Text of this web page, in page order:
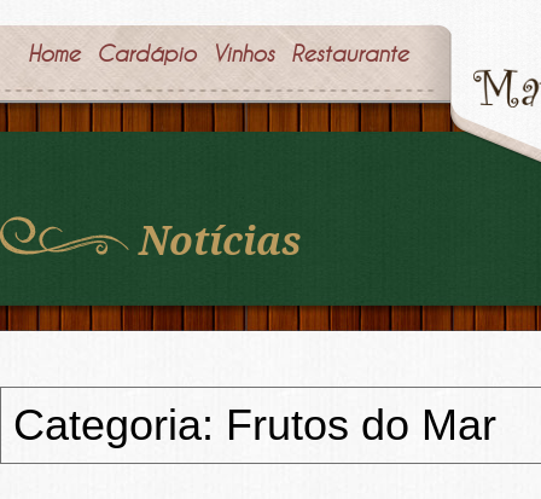
Home Cardápio Vinhos Restaurante
Notícias
Categoria: Frutos do Mar